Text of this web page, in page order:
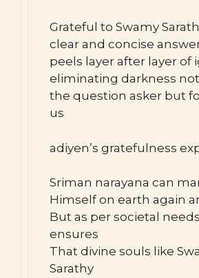
Grateful to Swamy
clear and concise
peels layer after layer of
eliminating darkness
the question asker but
us
adiyen’s gratefulness
Sriman narayana can
Himself on earth again
But as per societal
ensures
That divine souls like
Sarathy